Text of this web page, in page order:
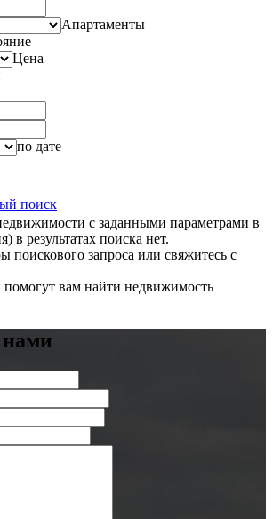
Апартаменты
Цена
по дате
поиск
с заданными параметрами в
в результатах поиска нет.
поискового запроса или свяжитесь с
вам найти недвижимость
нами